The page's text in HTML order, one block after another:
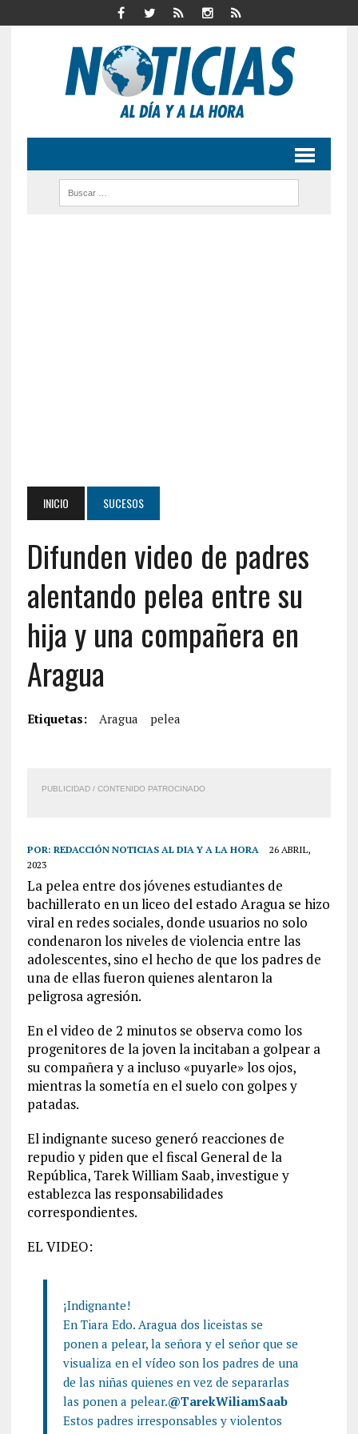
INICIO SUCESOS
Difunden video de padres
alentando pelea entre su
hija y una compañera en
Aragua
Etiquetas: Aragua pelea
PUBLICIDAD / CONTENIDO PATROCINADO
POR: REDACCIÓN NOTICIAS AL DIA Y A LA HORA
26 ABRIL,
2023
La pelea entre dos jóvenes estudiantes de
bachillerato en un liceo del estado Aragua se hizo
viral en redes sociales, donde usuarios no solo
condenaron los niveles de violencia entre las
adolescentes, sino el hecho de que los padres de
una de ellas fueron quienes alentaron la
peligrosa agresión.
En el video de 2 minutos se observa como los
progenitores de la joven la incitaban a golpear a
su compañera y a incluso «puyarle» los ojos,
mientras la sometía en el suelo con golpes y
patadas.
El indignante suceso generó reacciones de
repudio y piden que el fiscal General de la
República, Tarek William Saab, investigue y
establezca las responsabilidades
correspondientes.
EL VIDEO:
¡Indignante!
En Tiara Edo. Aragua dos liceistas se
ponen a pelear, la señora y el señor que se
visualiza en el vídeo son los padres de una
de las niñas quienes en vez de separarlas
las ponen a pelear.@TarekWiliamSaab
Estos padres irresponsables y violentos